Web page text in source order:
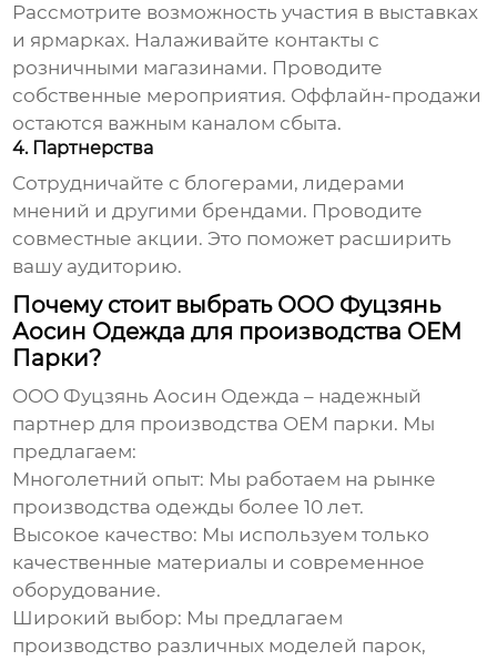
Рассмотрите возможность участия в выставках
и ярмарках. Налаживайте контакты с
розничными магазинами. Проводите
собственные мероприятия. Оффлайн-продажи
остаются важным каналом сбыта.
4. Партнерства
Сотрудничайте с блогерами, лидерами
мнений и другими брендами. Проводите
совместные акции. Это поможет расширить
вашу аудиторию.
Почему стоит выбрать ООО Фуцзянь
Аосин Одежда для производства OEM
Парки?
ООО Фуцзянь Аосин Одежда – надежный
партнер для производства OEM парки. Мы
предлагаем:
Многолетний опыт: Мы работаем на рынке
производства одежды более 10 лет.
Высокое качество: Мы используем только
качественные материалы и современное
оборудование.
Широкий выбор: Мы предлагаем
производство различных моделей парок,